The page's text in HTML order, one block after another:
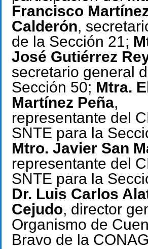
Francisco
Calderón,
de la Sección 21;
José Gutiérrez
secretario general
Sección 50; Mtra.
Martínez Peña,
representante del
SNTE para la
Mtro. Javier San
representante del
SNTE para la
Dr. Luis Carlos
Cejudo, director
Organismo de
Bravo de la